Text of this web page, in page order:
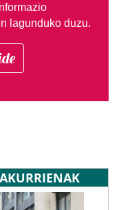
lagunduko duzu.